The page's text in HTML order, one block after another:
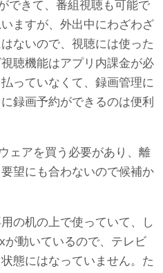
できて、番組視聴も可能で
ますが、外出中にわざわざ
ないので、視聴には使った
聴機能はアプリ内課金が必
っていなくて、録画管理に
録画予約ができるのは便利
ェアを買う必要があり、離
望にも合わないので候補か
の机の上で使っていて、し
が動いているので、テレビ
態にはなっていません。た